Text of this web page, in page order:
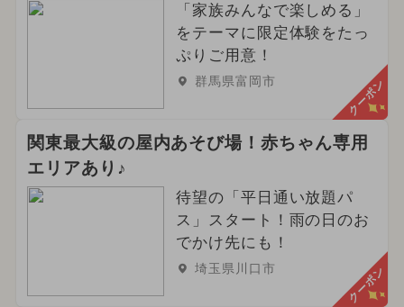
「家族みんなで楽しめる」
をテーマに限定体験をたっ
ぷりご用意！
群馬県富岡市 クーポン
関東最大級の屋内あそび場！赤ちゃん専用
エリアあり♪
待望の「平日通い放題パ
ス」スタート！雨の日のお
でかけ先にも！
埼玉県川口市 クーポン